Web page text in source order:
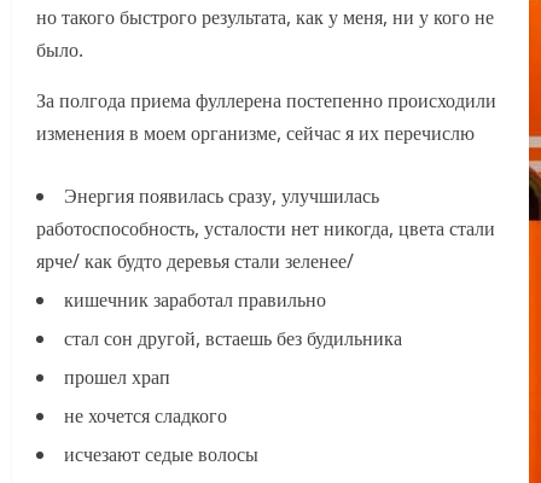
но такого быстрого результата, как у меня, ни у кого не
было.
За полгода приема фуллерена постепенно происходили
изменения в моем организме, сейчас я их перечислю
Энергия появилась сразу, улучшилась
работоспособность, усталости нет никогда, цвета стали
ярче/ как будто деревья стали зеленее/
кишечник заработал правильно
стал сон другой, встаешь без будильника
прошел храп
не хочется сладкого
исчезают седые волосы